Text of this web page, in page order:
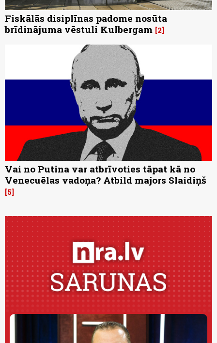
Fiskālās disiplīnas padome nosūta
brīdinājuma vēstuli Kulbergam 2
Vai no Putina var atbrīvoties tāpat kā no
Venecuēlas vadoņa? Atbild majors Slaidiņš
5